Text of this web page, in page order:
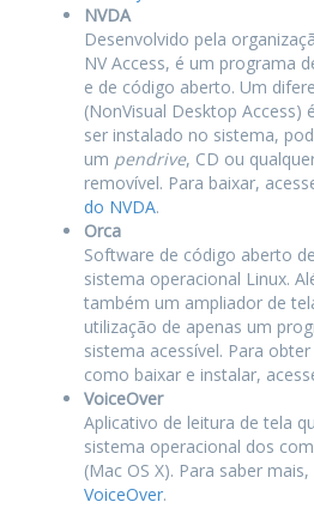
NVDA
Desenvolvido pela
NV Access, é um programa
e de código aberto. Um
(NonVisual Desktop Access)
ser instalado no sistema,
um pendrive, CD ou
removível. Para baixar,
do NVDA.
Orca
Software de código aberto
sistema operacional Linux.
também um ampliador de
utilização de apenas um
sistema acessível. Para
como baixar e instalar,
VoiceOver
Aplicativo de leitura de tela
sistema operacional dos
(Mac OS X). Para saber
VoiceOver.